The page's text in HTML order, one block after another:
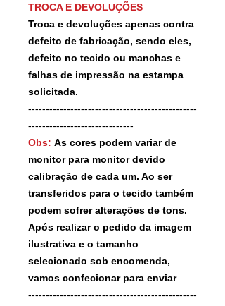
TROCA E DEVOLUÇÕES
Troca e devoluções apenas contra
defeito de fabricação, sendo eles,
defeito no tecido ou manchas e
falhas de impressão na estampa
solicitada.
------------------------------------------------
------------------------------
Obs: As cores podem variar de
monitor para monitor devido
calibração de cada um. Ao ser
transferidos para o tecido também
podem sofrer alterações de tons.
Após realizar o pedido da imagem
ilustrativa e o tamanho
selecionado sob encomenda,
vamos confecionar para enviar.
------------------------------------------------